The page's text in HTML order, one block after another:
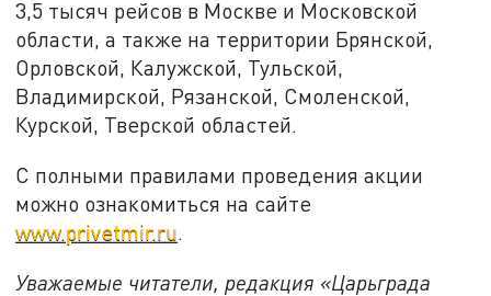
3,5 тысяч рейсов в Москве и Московской
области, а также на территории Брянской,
Орловской, Калужской, Тульской,
Владимирской, Рязанской, Смоленской,
Курской, Тверской областей.
С полными правилами проведения акции
можно ознакомиться на сайте
www.privetmir.ru.
Уважаемые читатели, редакция «Царьграда